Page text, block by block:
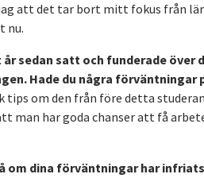
att det tar bort mitt fokus från
nu.
sedan satt och funderade
Hade du några förväntningar
tips om den från före detta
man har goda chanser att få
om dina förväntningar har